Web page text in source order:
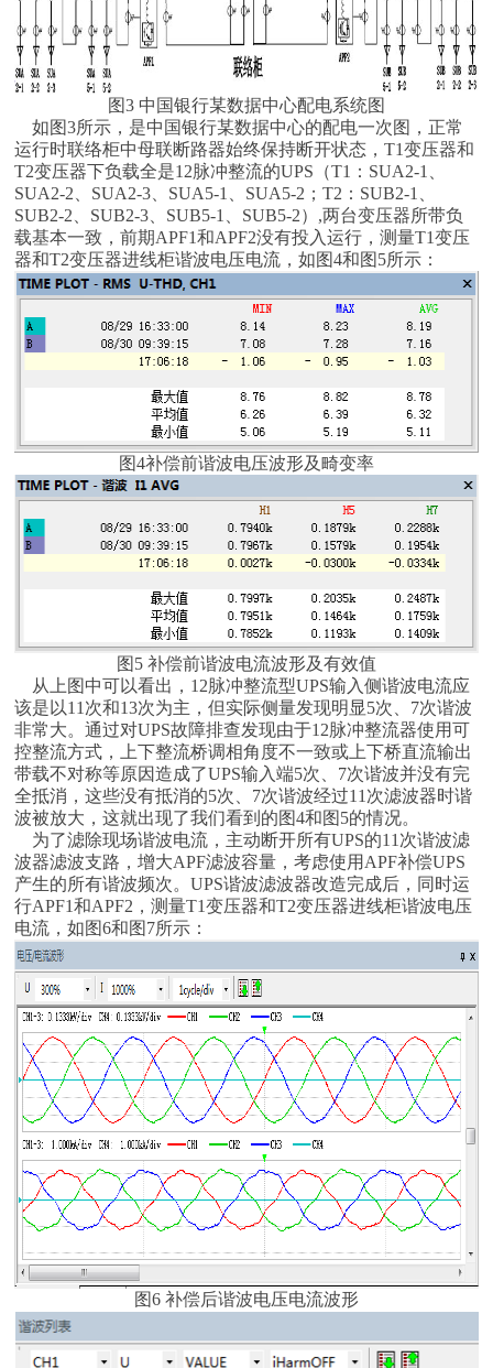
图3 中国银行某数据中心配电系统图
如图3所示，是中国银行某数据中心的配电一次图，正常
运行时联络柜中母联断路器始终保持断开状态，T1变压器和
T2变压器下负载全是12脉冲整流的UPS（T1：SUA2-1、
SUA2-2、SUA2-3、SUA5-1、SUA5-2；T2：SUB2-1、
SUB2-2、SUB2-3、SUB5-1、SUB5-2）,两台变压器所带负
载基本一致，前期APF1和APF2没有投入运行，测量T1变压
器和T2变压器进线柜谐波电压电流，如图4和图5所示：
图4补偿前谐波电压波形及畸变率
图5 补偿前谐波电流波形及有效值
从上图中可以看出，12脉冲整流型UPS输入侧谐波电流应
该是以11次和13次为主，但实际侧量发现明显5次、7次谐波
非常大。通过对UPS故障排查发现由于12脉冲整流器使用可
控整流方式，上下整流桥调相角度不一致或上下桥直流输出
带载不对称等原因造成了UPS输入端5次、7次谐波并没有完
全抵消，这些没有抵消的5次、7次谐波经过11次滤波器时谐
波被放大，这就出现了我们看到的图4和图5的情况。
为了滤除现场谐波电流，主动断开所有UPS的11次谐波滤
波器滤波支路，增大APF滤波容量，考虑使用APF补偿UPS
产生的所有谐波频次。UPS谐波滤波器改造完成后，同时运
行APF1和APF2，测量T1变压器和T2变压器进线柜谐波电压
电流，如图6和图7所示：
图6 补偿后谐波电压电流波形